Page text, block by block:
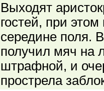
Выходят
гостей, при
середине поля.
получил мяч на
штрафной, и
прострела